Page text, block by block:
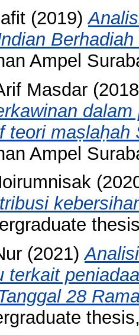
(2019)
Ampel
Masdar
teori maṣlaḥah
Ampel
(2021)
terkait
28